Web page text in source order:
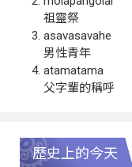
祖靈祭
asavasavahe
男性青年
atamatama
父字輩的稱呼
歷史上的今天